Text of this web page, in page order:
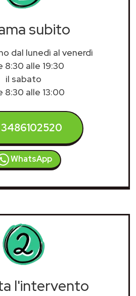
subito
dal lunedì al venerdì
8:30 alle 19:30
il sabato
8:30 alle 13:00
3486102520
WhatsApp
l'intervento